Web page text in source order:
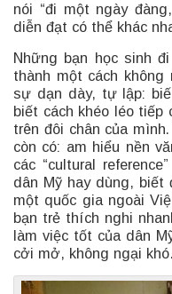
nói “đi một ngày
diễn đạt có thể khác
Những bạn học sinh
thành một cách
sự dạn dày, tự lập:
biết cách khéo léo tiếp
trên đôi chân của
còn có: am hiểu nền
các “cultural
dân Mỹ hay dùng,
một quốc gia ngoài
bạn trẻ thích nghi
làm việc tốt của dân
cởi mở, không ngại